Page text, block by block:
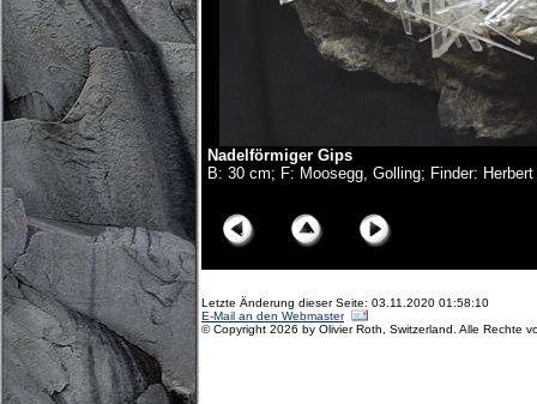
Nadelförmiger Gips
B: 30 cm; F: Moosegg, Golling; Finder: Herbert
Letzte Änderung dieser Seite: 03.11.2020 01:58:10
E-Mail an den Webmaster
© Copyright 2026 by Olivier Roth, Switzerland. Alle Rechte